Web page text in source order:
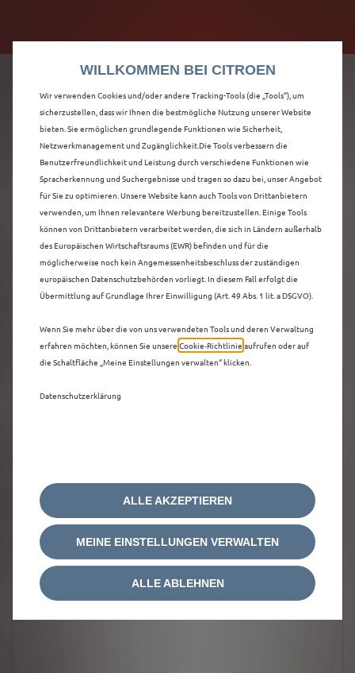
ENTDECKEN SIE ALLE
C5 X VORFÜHRWAGEN
MIT BENZIN / MILD-
HYBRID ANTRIEB IN
OFFENBURG
WILLKOMMEN BEI CITROEN
Wir verwenden Cookies und/oder andere Tracking-Tools (die „Tools“), um
sicherzustellen, dass wir Ihnen die bestmögliche Nutzung unserer Website
bieten. Sie ermöglichen grundlegende Funktionen wie Sicherheit,
Netzwerkmanagement und Zugänglichkeit.Die Tools verbessern die
Benutzerfreundlichkeit und Leistung durch verschiedene Funktionen wie
Spracherkennung und Suchergebnisse und tragen so dazu bei, unser Angebot
für Sie zu optimieren. Unsere Website kann auch Tools von Drittanbietern
verwenden, um Ihnen relevantere Werbung bereitzustellen. Einige Tools
können von Drittanbietern verarbeitet werden, die sich in Ländern außerhalb
des Europäischen Wirtschaftsraums (EWR) befinden und für die
möglicherweise noch kein Angemessenheitsbeschluss der zuständigen
europäischen Datenschutzbehörden vorliegt. In diesem Fall erfolgt die
Übermittlung auf Grundlage Ihrer Einwilligung (Art. 49 Abs. 1 lit. a DSGVO).
Wenn Sie mehr über die von uns verwendeten Tools und deren Verwaltung
erfahren möchten, können Sie unsere Cookie‑Richtlinie aufrufen oder auf
die Schaltfläche „Meine Einstellungen verwalten“ klicken.
Datenschutzerklärung
MEINE EINSTELLUNGEN VERWALTEN
ALLE AKZEPTIEREN
ALLE ABLEHNEN